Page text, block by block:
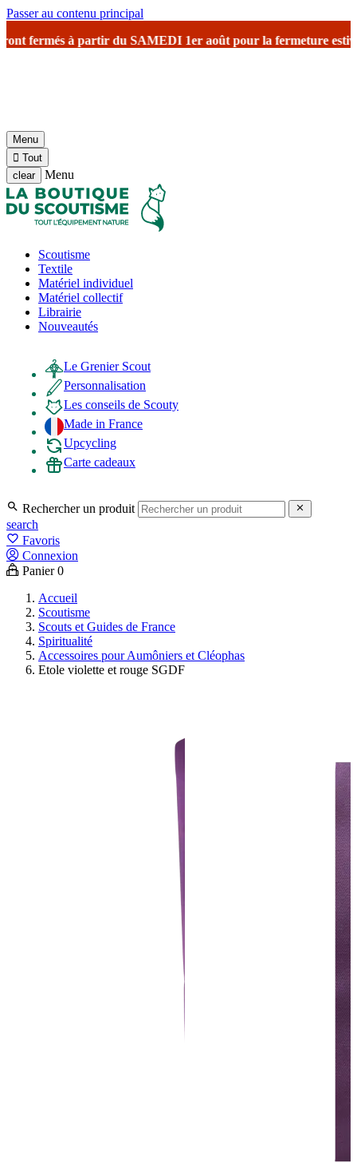
Passer au contenu principal
à partir du SAMEDI 1er aoûtpour la fermeture estivale
Menu
 Tout
clear
Menu
Scoutisme
Textile
Matériel individuel
Matériel collectif
Librairie
Nouveautés
Le Grenier Scout
Personnalisation
Les conseils de Scouty
Made in France
Upcycling
Carte cadeaux
 Rechercher un produit 
search
favorite_border Favoris
Connexion
Panier 0
Accueil
Scoutisme
Scouts et Guides de France
Spiritualité
Accessoires pour Aumôniers et Cléophas
Etole violette et rouge SGDF